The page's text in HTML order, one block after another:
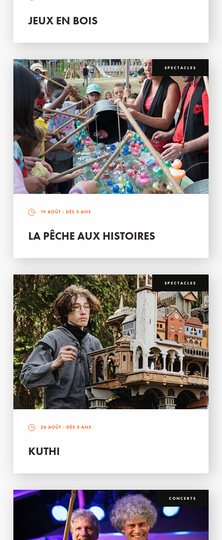
JEUX EN BOIS
SPECTACLES
19 AOÛT - DÈS 3 ANS
LA PÊCHE AUX HISTOIRES
SPECTACLES
26 AOÛT - DÈS 3 ANS
KUTHI
CONCERTS